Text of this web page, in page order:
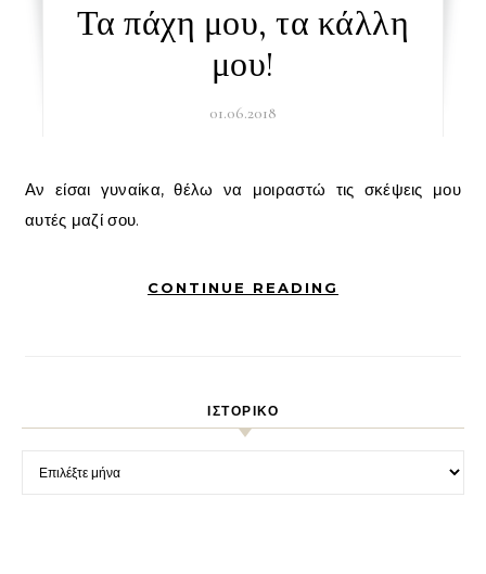
Τα πάχη μου, τα κάλλη
μου!
01.06.2018
Αν είσαι γυναίκα, θέλω να μοιραστώ τις σκέψεις μου
αυτές μαζί σου.
CONTINUE READING
ΙΣΤΟΡΙΚΌ